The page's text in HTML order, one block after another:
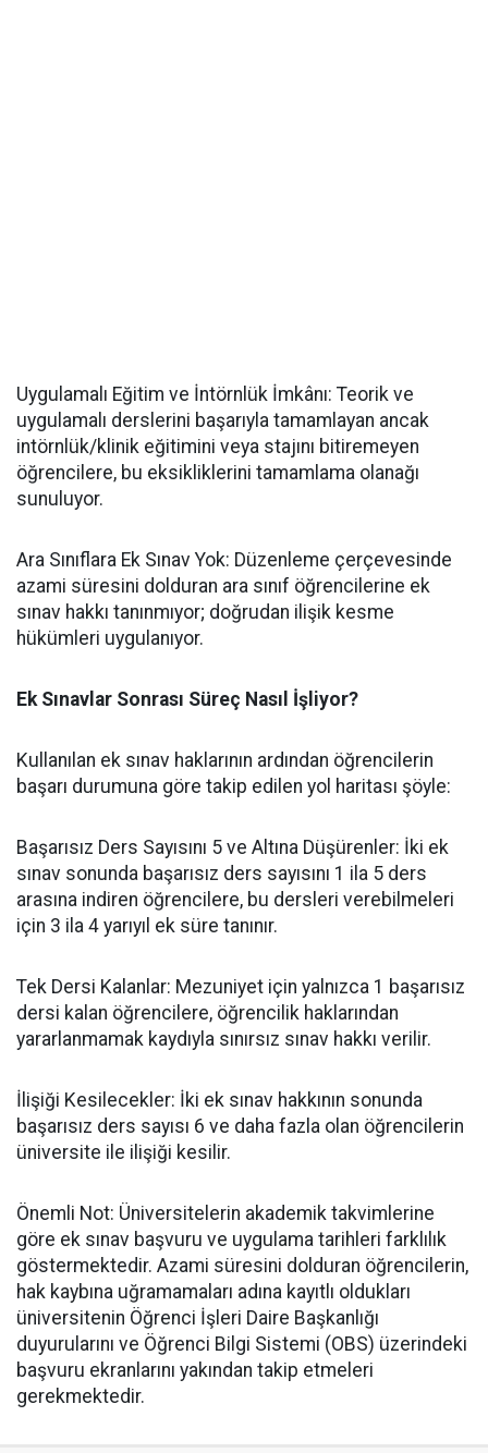
​Uygulamalı Eğitim ve İntörnlük İmkânı: Teorik ve
uygulamalı derslerini başarıyla tamamlayan ancak
intörnlük/klinik eğitimini veya stajını bitiremeyen
öğrencilere, bu eksikliklerini tamamlama olanağı
sunuluyor.
​Ara Sınıflara Ek Sınav Yok: Düzenleme çerçevesinde
azami süresini dolduran ara sınıf öğrencilerine ek
sınav hakkı tanınmıyor; doğrudan ilişik kesme
hükümleri uygulanıyor.
Ek Sınavlar Sonrası Süreç Nasıl İşliyor?
​Kullanılan ek sınav haklarının ardından öğrencilerin
başarı durumuna göre takip edilen yol haritası şöyle:
​Başarısız Ders Sayısını 5 ve Altına Düşürenler: İki ek
sınav sonunda başarısız ders sayısını 1 ila 5 ders
arasına indiren öğrencilere, bu dersleri verebilmeleri
için 3 ila 4 yarıyıl ek süre tanınır.
​Tek Dersi Kalanlar: Mezuniyet için yalnızca 1 başarısız
dersi kalan öğrencilere, öğrencilik haklarından
yararlanmamak kaydıyla sınırsız sınav hakkı verilir.
​İlişiği Kesilecekler: İki ek sınav hakkının sonunda
başarısız ders sayısı 6 ve daha fazla olan öğrencilerin
üniversite ile ilişiği kesilir.
​Önemli Not: Üniversitelerin akademik takvimlerine
göre ek sınav başvuru ve uygulama tarihleri farklılık
göstermektedir. Azami süresini dolduran öğrencilerin,
hak kaybına uğramamaları adına kayıtlı oldukları
üniversitenin Öğrenci İşleri Daire Başkanlığı
duyurularını ve Öğrenci Bilgi Sistemi (OBS) üzerindeki
başvuru ekranlarını yakından takip etmeleri
gerekmektedir.